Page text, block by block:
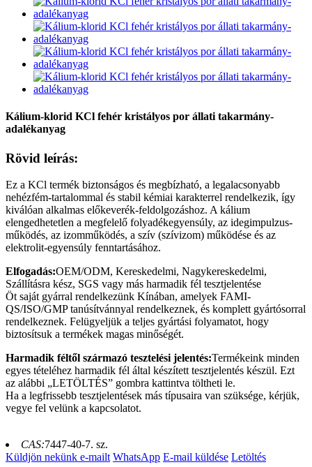
Kálium-klorid KCl fehér kristályos por állati takarmány-
adalékanyag
Rövid leírás:
Ez a KCl termék biztonságos és megbízható, a legalacsonyabb
nehézfém-tartalommal és stabil kémiai karakterrel rendelkezik, így
kiválóan alkalmas előkeverék-feldolgozáshoz. A kálium
elengedhetetlen a megfelelő folyadékegyensúly, az idegimpulzus-
működés, az izomműködés, a szív (szívizom) működése és az
elektrolit-egyensúly fenntartásához.
Elfogadás:OEM/ODM, Kereskedelmi, Nagykereskedelmi,
Szállításra kész, SGS vagy más harmadik fél tesztjelentése
Öt saját gyárral rendelkezünk Kínában, amelyek FAMI-
QS/ISO/GMP tanúsítvánnyal rendelkeznek, és komplett gyártósorral
rendelkeznek. Felügyeljük a teljes gyártási folyamatot, hogy
biztosítsuk a termékek magas minőségét.
Harmadik féltől származó tesztelési jelentés:Termékeink minden
egyes tételéhez harmadik fél által készített tesztjelentés készül. Ezt
az alábbi „LETÖLTÉS” gombra kattintva töltheti le.
Ha a legfrissebb tesztjelentések más típusaira van szüksége, kérjük,
vegye fel velünk a kapcsolatot.
CAS:7447-40-7. sz.
Küldjön nekünk e-mailt WhatsApp E-mail küldése Letöltés